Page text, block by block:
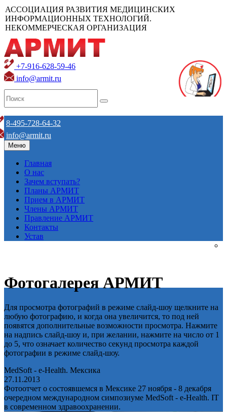
АССОЦИАЦИЯ РАЗВИТИЯ МЕДИЦИНСКИХ
ИНФОРМАЦИОННЫХ ТЕХНОЛОГИЙ.
НЕКОММЕРЧЕСКАЯ ОРГАНИЗАЦИЯ
+7-916-628-59-46
info@armit.ru
8-495-728-64-32
info@armit.ru
Меню
Главная
О нас
Зачем вступать?
Планы АРМИТ
Прием в АРМИТ
Члены АРМИТ
Правление АРМИТ
Контакты
Устав
Фотогалерея АРМИТ
Для просмотра фотографий в режиме слайд-шоу щелкните на
любую фотографию, и когда она увеличится, то под ней
появятся дополнительные возможности просмотра. Нажмите
на надпись слайд-шоу и, при желании, нажмите на число от 1
до 5, что означает количество секунд просмотра каждой
фотографии в режиме слайд-шоу.
MedSoft - e-Health. Мексика
27.11.2013
Фотоотчет о состоявшемся в Мексике 27 ноября - 8 декабря
очередном международном симпозиуме MedSoft - e-Health. IT
в современном здравоохранении.